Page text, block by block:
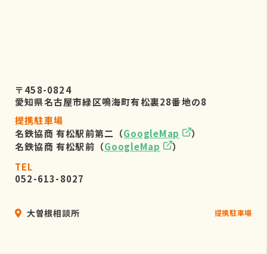
〒458-0824
愛知県名古屋市緑区鳴海町有松裏28番地の8
提携駐車場
名鉄協商 有松駅前第二（GoogleMap
）
名鉄協商 有松駅前（GoogleMap
）
TEL
052-613-8027
大曽根相談所 提携駐車場